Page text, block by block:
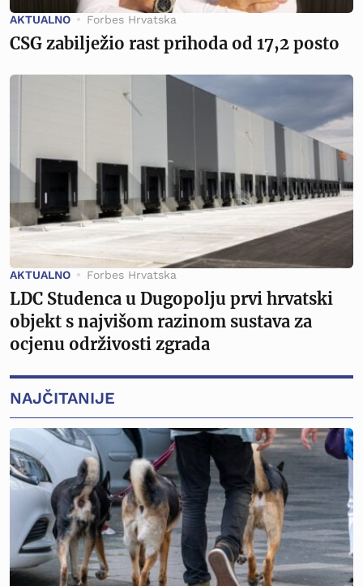
AKTUALNO Forbes Hrvatska
CSG zabilježio rast prihoda od 17,2 posto
AKTUALNO Forbes Hrvatska
LDC Studenca u Dugopolju prvi hrvatski
objekt s najvišom razinom sustava za
ocjenu održivosti zgrada
NAJČITANIJE